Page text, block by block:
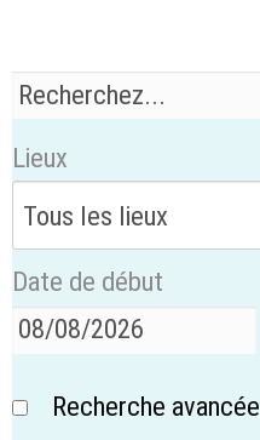
Lieux
Date de début
Recherche avancée